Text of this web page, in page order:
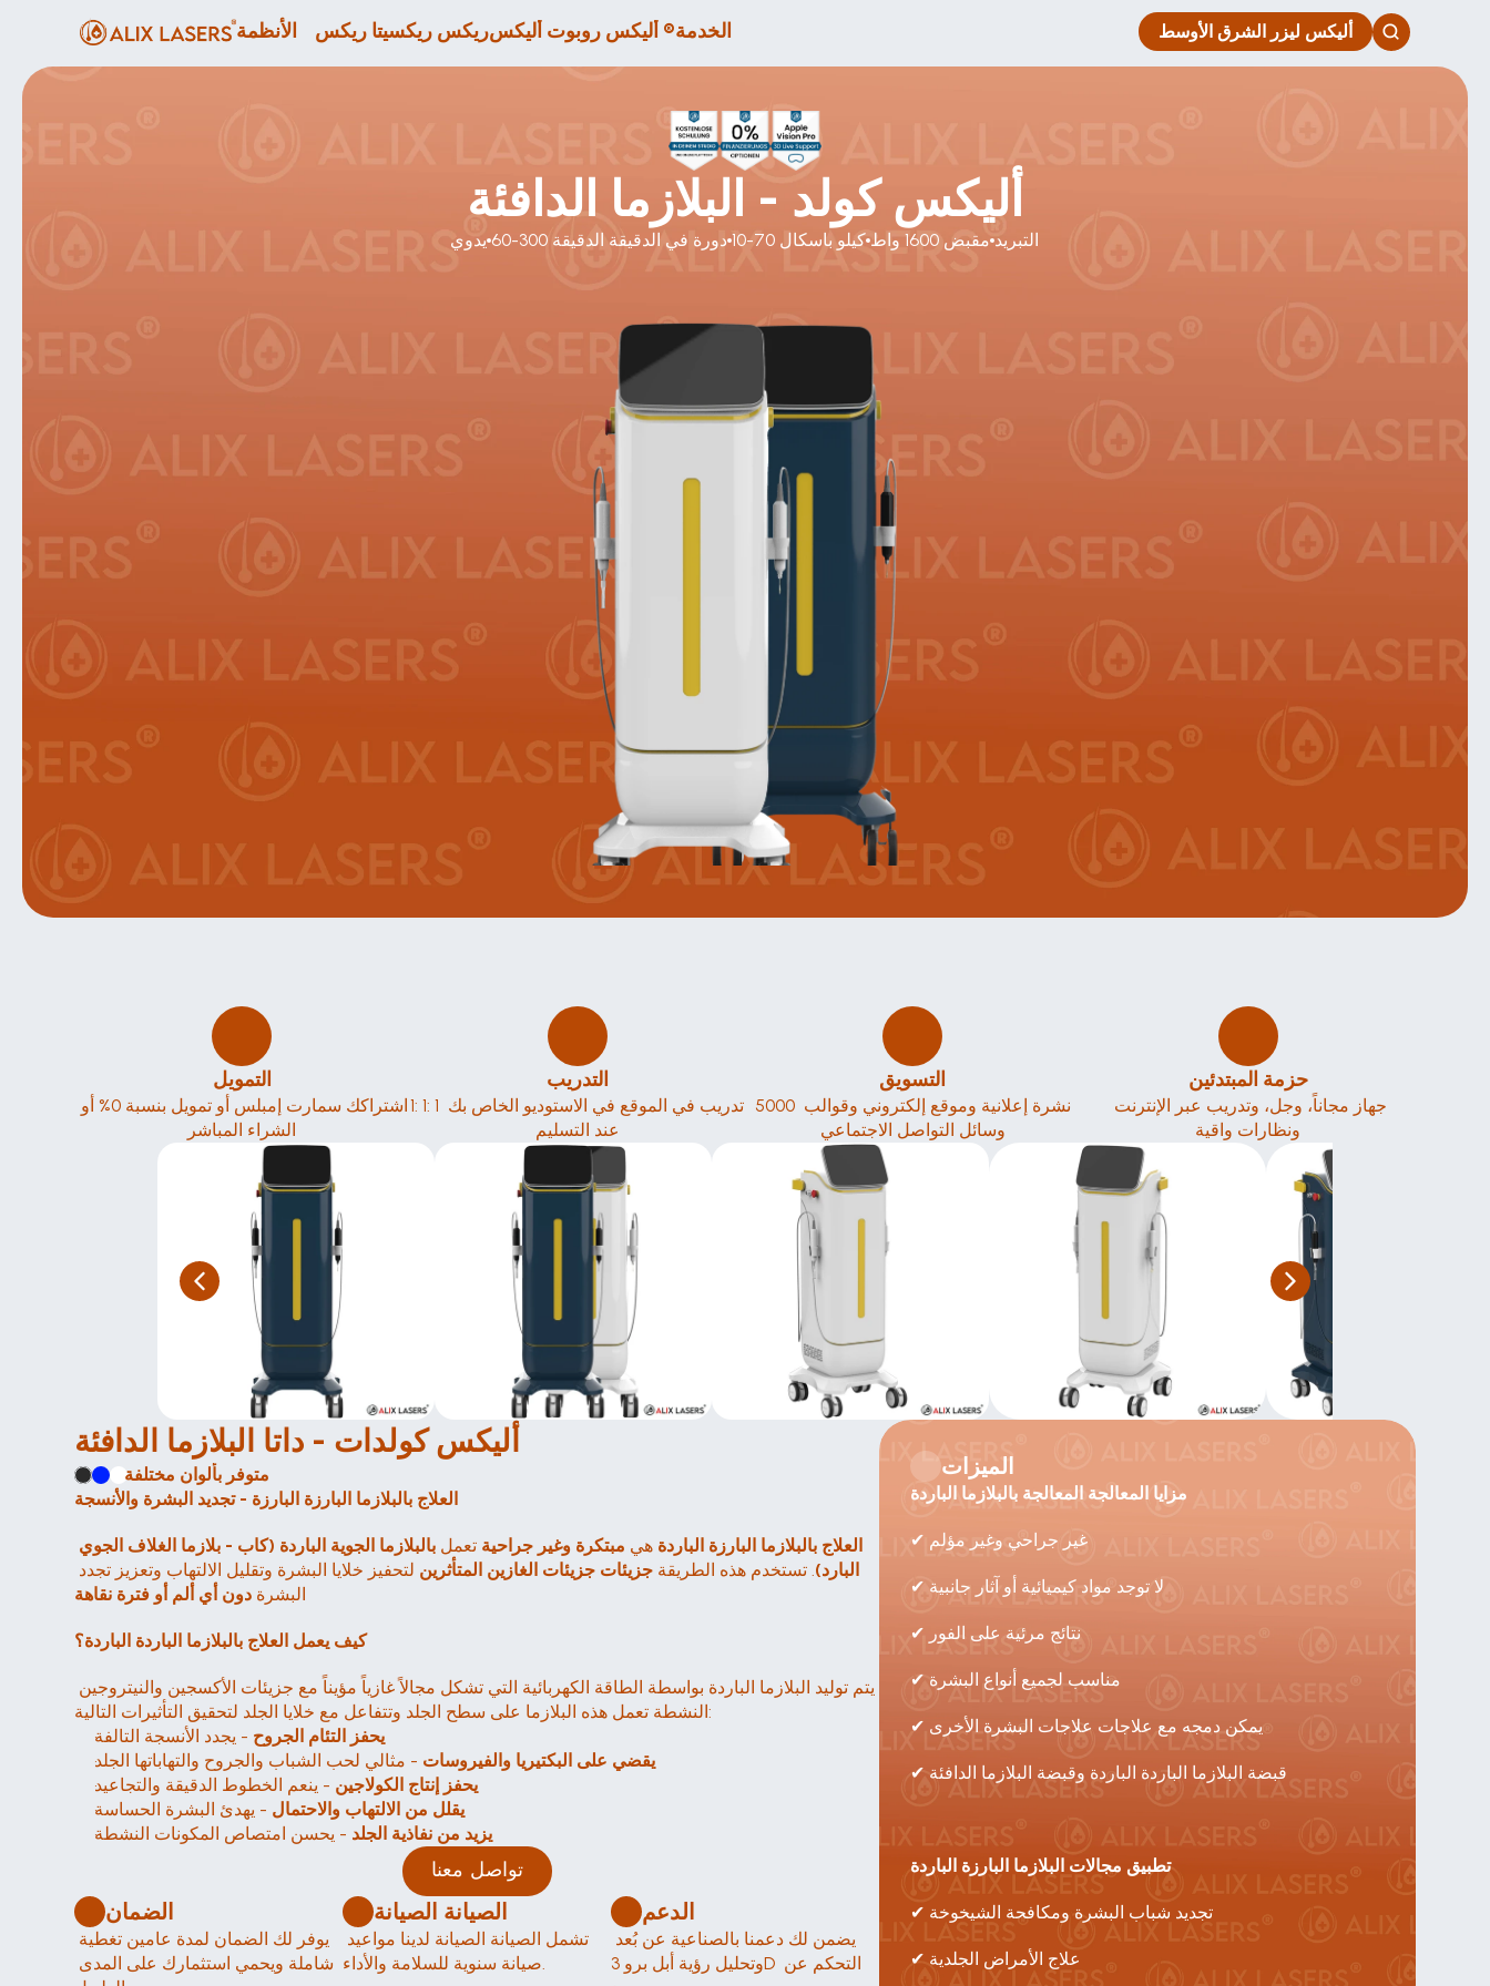
الأنظمة ريكس ريكسيتا ريكس أليكس روبوت أليكس ®الخدمة أليكس ليزر الشرق الأوسط
أليكس كولد - البلازما الدافئة
يدوي 60-300 دورة في الدقيقة الدقيقة 10-70 كيلو باسكال مقبض 1600 واط التبريد
التمويل
الشراء المباشر
التدريب
1: 1: 1 تدريب في الموقع في الاستوديو الخاص بك
عند التسليم
التسويق
5000 نشرة إعلانية وموقع إلكتروني وقوالب
وسائل التواصل الاجتماعي
حزمة المبتدئين
ونظارات واقية
أليكس كولدات - داتا البلازما الدافئة
متوفر بألوان مختلفة
العلاج بالبلازما البارزة البارزة - تجديد البشرة والأنسجة
العلاج بالبلازما البارزة الباردة هي مبتكرة وغير جراحية تعمل
البارد). تستخدم هذه الطريقة جزيئات جزيئات الغازين المتأثرين
البشرة دون أي ألم أو فترة نقاهة
كيف يعمل العلاج بالبلازما الباردة الباردة؟
النشطة تعمل هذه البلازما على سطح الجلد وتتفاعل مع خلايا الجلد لتحقيق التأثيرات التالية:
يحفز التئام الجروح - يجدد الأنسجة التالفة
يقضي على البكتيريا والفيروسات - مثالي لحب الشباب والجروح والتهاباتها الجلد
يحفز إنتاج الكولاجين - ينعم الخطوط الدقيقة والتجاعيد
يقلل من الالتهاب والاحتمال - يهدئ البشرة الحساسة
يزيد من نفاذية الجلد - يحسن امتصاص المكونات النشطة
تواصل معنا
الضمان
صيانة سنوية للسلامة والأداء.
الدعم
وتحليل رؤية أبل برو 3D التحكم عن
الميزات
مزايا المعالجة المعالجة بالبلازما الباردة
✔ غير جراحي وغير مؤلم
✔ لا توجد مواد كيميائية أو آثار جانبية
✔ نتائج مرئية على الفور
✔ مناسب لجميع أنواع البشرة
✔ يمكن دمجه مع علاجات علاجات البشرة الأخرى
✔ قبضة البلازما الباردة الباردة وقبضة البلازما الدافئة
تطبيق مجالات البلازما البارزة الباردة
✔ تجديد شباب البشرة ومكافحة الشيخوخة
✔ علاج الأمراض الجلدية